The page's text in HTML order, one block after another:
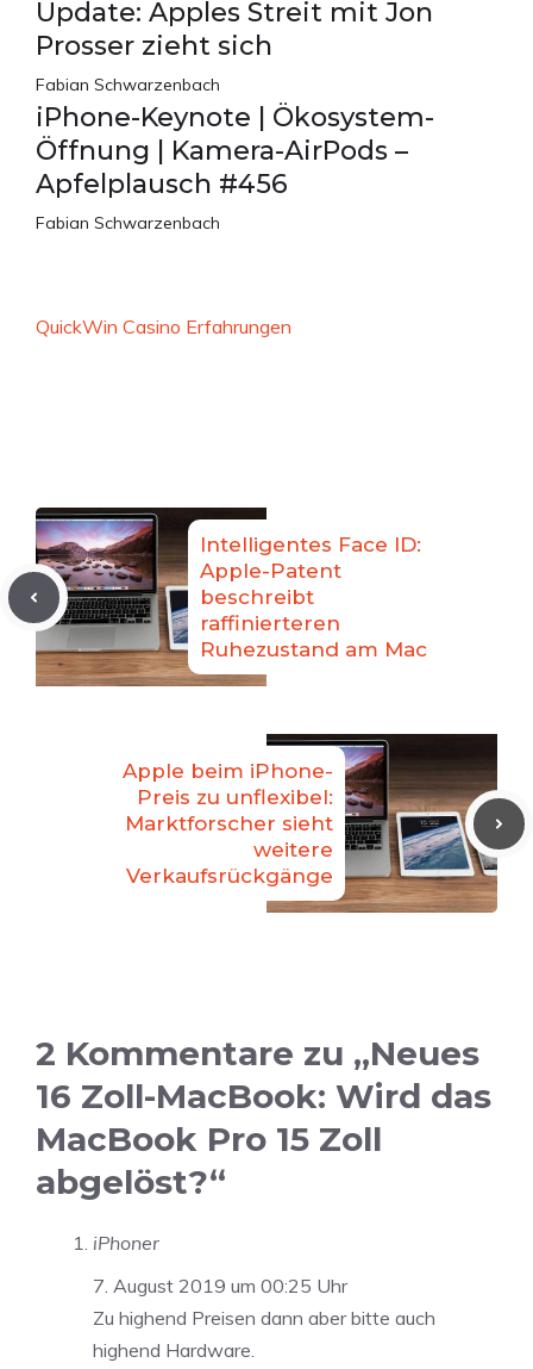
Update: Apples Streit mit Jon
Prosser zieht sich
Fabian Schwarzenbach
iPhone-Keynote | Ökosystem-
Öffnung | Kamera-AirPods –
Apfelplausch #456
Fabian Schwarzenbach
QuickWin Casino Erfahrungen
Intelligentes Face ID:
Apple-Patent
beschreibt
raffinierteren
Ruhezustand am Mac
Apple beim iPhone-
Preis zu unflexibel:
Marktforscher sieht
weitere
Verkaufsrückgänge
2 Kommentare zu „Neues
16 Zoll-MacBook: Wird das
MacBook Pro 15 Zoll
abgelöst?“
iPhoner
7. August 2019 um 00:25 Uhr
Zu highend Preisen dann aber bitte auch
highend Hardware.